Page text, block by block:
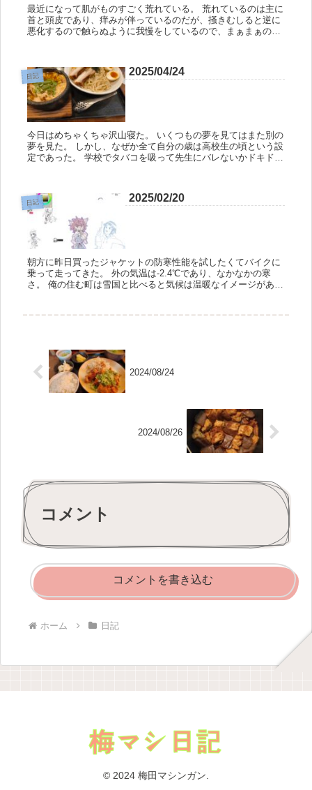
最近になって肌がものすごく荒れている。 荒れているのは主に
首と頭皮であり、痒みが伴っているのだが、掻きむしると逆に
悪化するので触らぬように我慢をしているので、まぁまぁのス
日記 2025/04/24
今日はめちゃくちゃ沢山寝た。 いくつもの夢を見てはまた別の
夢を見た。 しかし、なぜか全て自分の歳は高校生の頃という設
定であった。 学校でタバコを吸って先生にバレないかドキドキ
日記 2025/02/20
朝方に昨日買ったジャケットの防寒性能を試したくてバイクに
乗って走ってきた。 外の気温は-2.4℃であり、なかなかの寒
さ。 俺の住む町は雪国と比べると気候は温暖なイメージがある
2024/08/24
2024/08/26
コメント
コメントを書き込む
ホーム 日記
© 2024 梅田マシンガン.